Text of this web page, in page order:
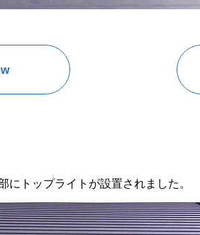
にトップライトが設置されました。